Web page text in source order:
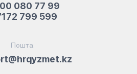
080 77 99
799 599
Пошта: